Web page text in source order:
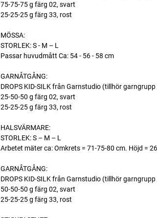
75-75-75 g färg 02, svart
25-25-25 g färg 33, rost
MÖSSA:
STORLEK: S - M – L
Passar huvudmått Ca: 54 - 56 - 58 cm
GARNÅTGÅNG:
DROPS KID-SILK från Garnstudio (tillhör garngrupp
25-50-50 g färg 02, svart
25-25-25 g färg 33, rost
HALSVÄRMARE:
STORLEK: S – M – L
Arbetet mäter ca: Omkrets = 71-75-80 cm. Höjd =
GARNÅTGÅNG:
DROPS KID-SILK från Garnstudio (tillhör garngrupp
50-50-50 g färg 02, svart
25-25-25 g färg 33, rost